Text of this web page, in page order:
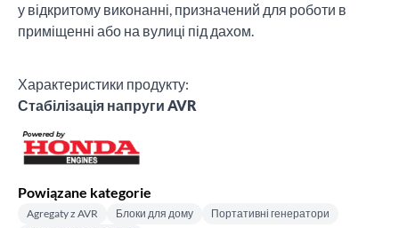
у відкритому виконанні, призначений для роботи в
приміщенні або на вулиці під дахом.
Характеристики продукту:
Стабілізація напруги AVR
Powiązane kategorie
Agregaty z AVR Блоки для дому
Портативні генератори